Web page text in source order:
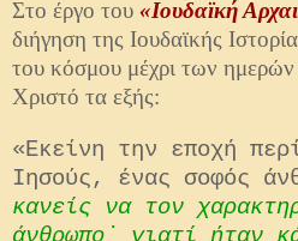
Στο έργο του «Ιουδαϊκή
διήγηση της Ιουδαϊκής
του κόσμου μέχρι των ημερών
Χριστό τα εξής:
«Εκείνη την εποχή
Ιησούς, ένας σοφός
κανείς να τον